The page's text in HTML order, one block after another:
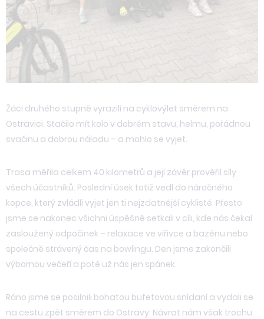
Žáci druhého stupně vyrazili na cyklovýlet směrem na
Ostravici. Stačilo mít kolo v dobrém stavu, helmu, pořádnou
svačinu a dobrou náladu – a mohlo se vyjet.
Trasa měřila celkem 40 kilometrů a její závěr prověřil síly
všech účastníků. Poslední úsek totiž vedl do náročného
kopce, který zvládli vyjet jen ti nejzdatnější cyklisté. Přesto
jsme se nakonec všichni úspěšně setkali v cíli, kde nás čekal
zasloužený odpočinek – relaxace ve vířivce a bazénu nebo
společně strávený čas na bowlingu. Den jsme zakončili
výbornou večeří a poté už nás jen spánek.
Ráno jsme se posilnili bohatou bufetovou snídaní a vydali se
na cestu zpět směrem do Ostravy. Návrat nám však trochu